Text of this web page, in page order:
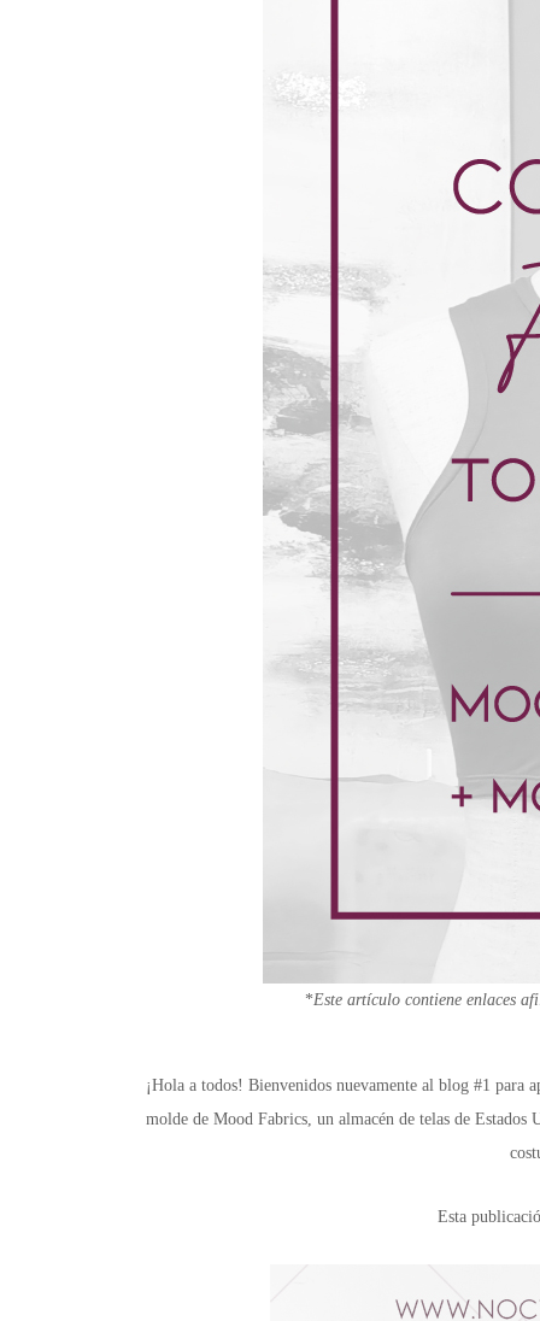
*Este artículo contiene enlaces
¡Hola a todos! Bienvenidos nuevamente al blog #1 para
molde de Mood Fabrics, un almacén de telas de
Esta